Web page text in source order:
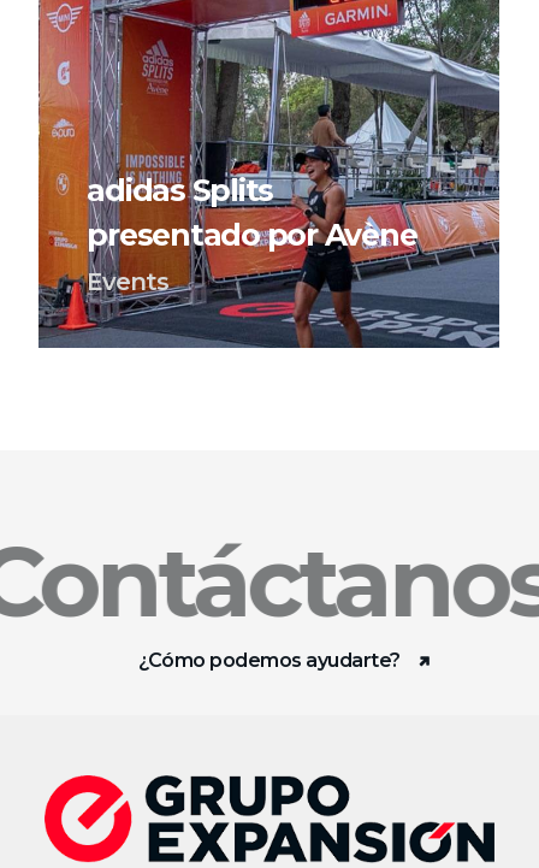
adidas Splits
presentado por Avène
Events
¿Cómo podemos ayudarte?